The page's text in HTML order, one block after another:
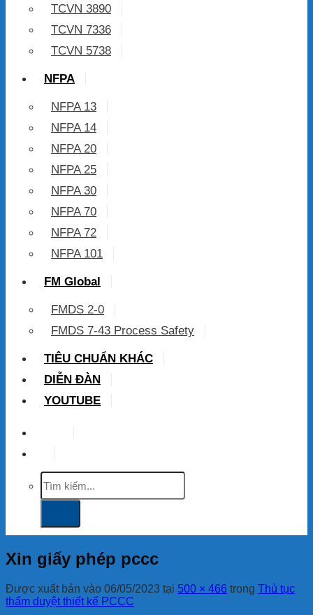
TCVN 3890
TCVN 7336
TCVN 5738
NFPA
NFPA 13
NFPA 14
NFPA 20
NFPA 25
NFPA 30
NFPA 70
NFPA 72
NFPA 101
FM Global
FMDS 2-0
FMDS 7-43 Process Safety
TIÊU CHUẨN KHÁC
DIỄN ĐÀN
YOUTUBE
Tìm
kiếm:
Xin giấy phép pccc
Được xuất bản vào 06/05/2023 tại 500 × 466 trong Thủ tục
thẩm duyệt thiết kế PCCC